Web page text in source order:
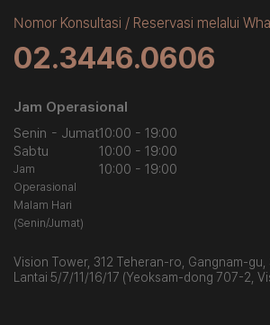
Nomor Konsultasi / Reservasi melalui
02.3446.0606
Jam Operasional
Senin - Jumat10:00 - 19:00
Sabtu
10:00 - 19:00
Jam
Operasional
Malam Hari
(Senin/Jumat)
10:00 - 19:00
Vision Tower, 312 Teheran-ro, Gangnam-gu,
Lantai 5/7/11/16/17 (Yeoksam-dong 707-2,